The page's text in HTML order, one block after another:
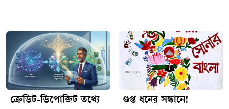
ক্রেডিট-ডিপোজিট তথ্যে
গুপ্ত ধনের সন্ধানে!